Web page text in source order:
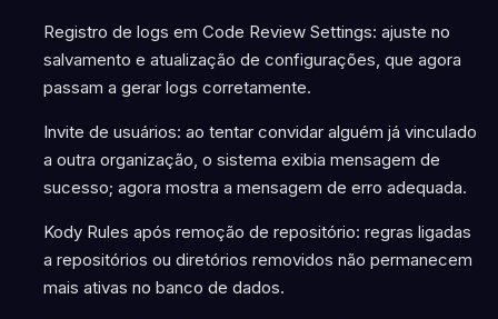
Registro de logs em Code Review Settings: ajuste no
salvamento e atualização de configurações, que agora
passam a gerar logs corretamente.
Invite de usuários: ao tentar convidar alguém já vinculado
a outra organização, o sistema exibia mensagem de
sucesso; agora mostra a mensagem de erro adequada.
Kody Rules após remoção de repositório: regras ligadas
a repositórios ou diretórios removidos não permanecem
mais ativas no banco de dados.